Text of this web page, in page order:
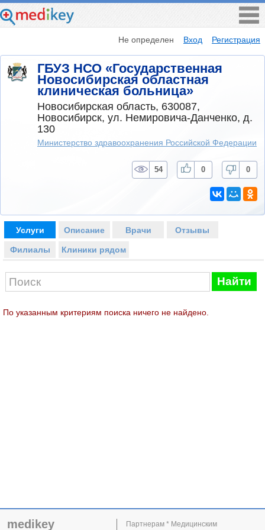
Не определен Вход Регистрация
ГБУЗ НСО «Государственная
Новосибирская областная
клиническая больница»
Новосибирская область, 630087,
Новосибирск, ул. Немировича-Данченко, д.
130
Министерство здравоохранения Российской Федерации
54 0 0
Услуги Описание Врачи Отзывы
Филиалы Клиники рядом
Найти
По указанным критериям поиска ничего не найдено.
medikey
Партнерам * Медицинским